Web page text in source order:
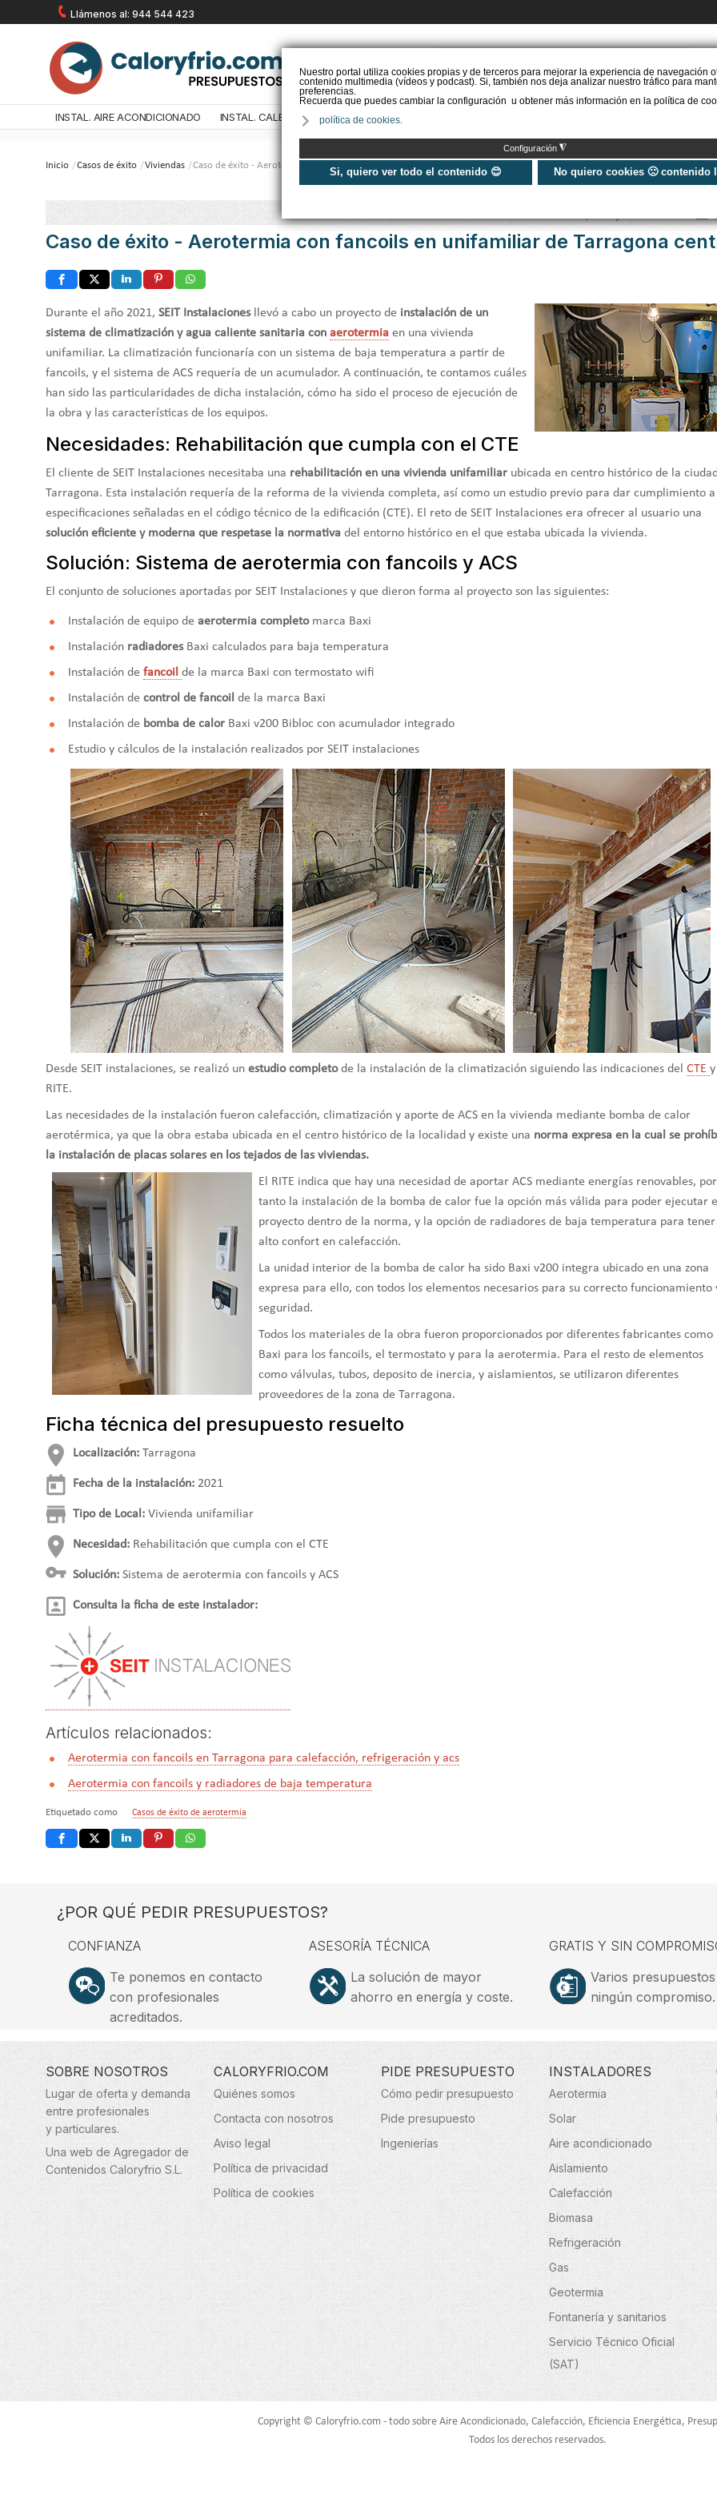
Nuestro portal utiliza cookies propias y de terceros para mejorar la experiencia de navegación
contenido multimedia (vídeos y podcast). Si, también nos deja analizar nuestro tráfico para
preferencias.
Recuerda que puedes cambiar la configuración u obtener más información en la política de
política de cookies.
Configuración ◮
Si, quiero ver todo el contenido 😊 No quiero cookies 🙁 contenido
Llámenos al: 944 544 423
PIDE PRESUPUESTO
INSTAL. AIRE ACONDICIONADO INSTAL. CALEFACCIÓN INSTAL. AEROTERMIA
Inicio /Casos de éxito /Viviendas /Caso de éxito - Aerotermia con fancoils en unifamiliar de Tarragona centro
Caso de éxito - Aerotermia con fancoils en unifamiliar de Tarragona
Durante el año 2021, SEIT Instalacionesllevó a cabo un proyecto de instalación de un
sistema de climatización y agua caliente sanitaria con aerotermia en una vivienda
unifamiliar. La climatización funcionaría con un sistema de baja temperatura a partir de
fancoils, y el sistema de ACS requería de un acumulador. A continuación, te contamos cuáles
han sido las particularidades de dicha instalación, cómo ha sido el proceso de ejecución de
la obra y las características de los equipos.
Necesidades: Rehabilitación que cumpla con el CTE
El cliente de SEIT Instalaciones necesitaba una rehabilitación en una vivienda unifamiliar ubicada en centro histórico de la
Tarragona. Esta instalación requería de la reforma de la vivienda completa, así como un estudio previo para dar cumplimiento a
especificaciones señaladas en el código técnico de la edificación (CTE). El reto de SEIT Instalaciones era ofrecer al usuario una
solución eficiente y moderna que respetase la normativa del entorno histórico en el que estaba ubicada la vivienda.
Solución: Sistema de aerotermia con fancoils y ACS
El conjunto de soluciones aportadas por SEIT Instalaciones y que dieron forma al proyecto son las siguientes:
Instalación de equipo de aerotermia completomarca Baxi
Instalación radiadoresBaxi calculados para baja temperatura
Instalación de fancoil de la marca Baxi con termostato wifi
Instalación de control de fancoil de la marca Baxi
Instalación de bomba de calor Baxi v200 Bibloc con acumulador integrado
Estudio y cálculos de la instalación realizados por SEIT instalaciones
Desde SEIT instalaciones, se realizó un estudio completode la instalación de la climatización siguiendo las indicaciones del CTE y
RITE.
Las necesidades de la instalación fueron calefacción, climatización y aporte de ACS en la vivienda mediante bomba de calor
aerotérmica, ya que la obra estaba ubicada en el centro histórico de la localidad y existe una norma expresa en la cual se
la instalación de placas solares en los tejados de las viviendas.
El RITE indica que hay una necesidad de aportar ACS mediante energías renovables,
tanto la instalación de la bomba de calor fue la opción más válida para poder ejecutar
proyecto dentro de la norma, y la opción de radiadores de baja temperatura para
alto confort en calefacción.
La unidad interior de la bomba de calor ha sido Baxi v200 integra ubicado en una zona
expresa para ello, con todos los elementos necesarios para su correcto funcionamiento
seguridad.
Todos los materiales de la obra fueron proporcionados por diferentes fabricantes como
Baxi para los fancoils, el termostato y para la aerotermia. Para el resto de elementos
como válvulas, tubos, deposito de inercia, y aislamientos, se utilizaron diferentes
proveedores de la zona de Tarragona.
Ficha técnica del presupuesto resuelto
Localización: Tarragona
Fecha de la instalación: 2021
Tipo de Local: Vivienda unifamiliar
Necesidad: Rehabilitación que cumpla con el CTE
Solución: Sistema de aerotermia con fancoils y ACS
Consulta la ficha de este instalador:
Artículos relacionados:
Aerotermia con fancoils en Tarragona para calefacción, refrigeración y acs
Aerotermia con fancoils y radiadores de baja temperatura
Etiquetado como Casos de éxito de aerotermia
¿POR QUÉ PEDIR PRESUPUESTOS?
CONFIANZA
Te ponemos en contacto
con profesionales
acreditados.
ASESORÍA TÉCNICA
La solución de mayor
ahorro en energía y coste.
GRATIS Y SIN
Varios
ningún compromiso.
SOBRE NOSOTROS
Lugar de oferta y demanda
entre profesionales
y particulares.
Una web de Agregador de
Contenidos Caloryfrio S.L.
CALORYFRIO.COM
Quiénes somos
Contacta con nosotros
Aviso legal
Política de privacidad
Política de cookies
PIDE PRESUPUESTO
Cómo pedir presupuesto
Pide presupuesto
Ingenierías
INSTALADORES
Aerotermia
Solar
Aire acondicionado
Aislamiento
Calefacción
Biomasa
Refrigeración
Gas
Geotermia
Fontanería y sanitarios
Servicio Técnico Oficial
(SAT)
Copyright © Caloryfrio.com - todo sobre Aire Acondicionado, Calefacción, Eficiencia Energética,
Todos los derechos reservados.